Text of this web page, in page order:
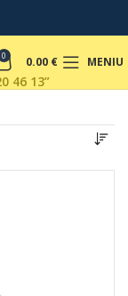
0 0.00 € MENIU
46 13”